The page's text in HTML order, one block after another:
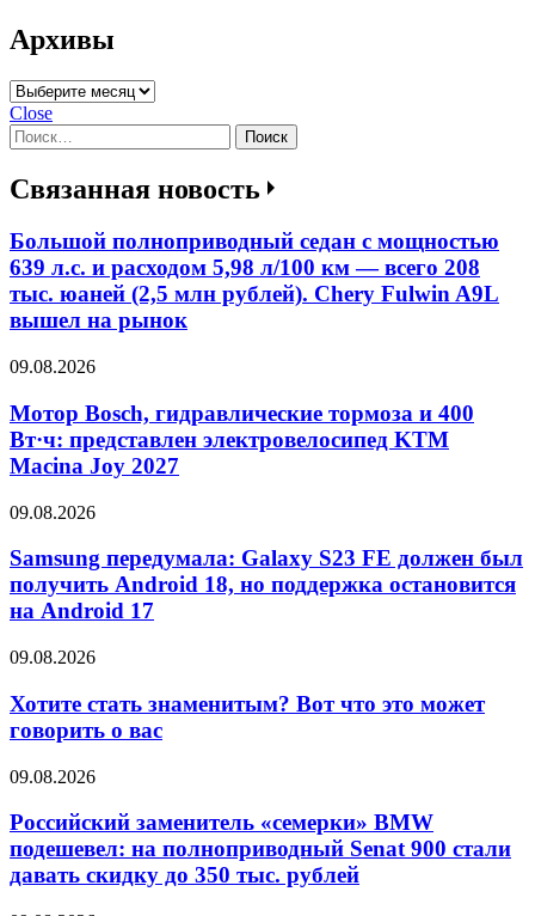
Архивы
Архивы
Close
Найти:
Связанная новость
Большой полноприводный седан с мощностью
639 л.с. и расходом 5,98 л/100 км — всего 208
тыс. юаней (2,5 млн рублей). Chery Fulwin A9L
вышел на рынок
09.08.2026
Мотор Bosch, гидравлические тормоза и 400
Вт·ч: представлен электровелосипед KTM
Macina Joy 2027
09.08.2026
Samsung передумала: Galaxy S23 FE должен был
получить Android 18, но поддержка остановится
на Android 17
09.08.2026
Хотите стать знаменитым? Вот что это может
говорить о вас
09.08.2026
Российский заменитель «семерки» BMW
подешевел: на полноприводный Senat 900 стали
давать скидку до 350 тыс. рублей